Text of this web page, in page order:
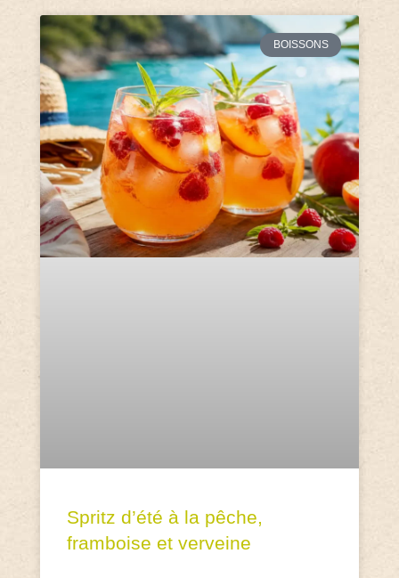
BOISSONS
Spritz d’été à la pêche,
framboise et verveine